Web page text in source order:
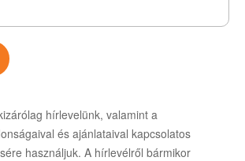
hírlevelünk, valamint a
és ajánlataival kapcsolatos
használjuk. A hírlevélről bármikor